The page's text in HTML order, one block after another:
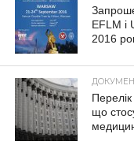
EFLM і
2016
що